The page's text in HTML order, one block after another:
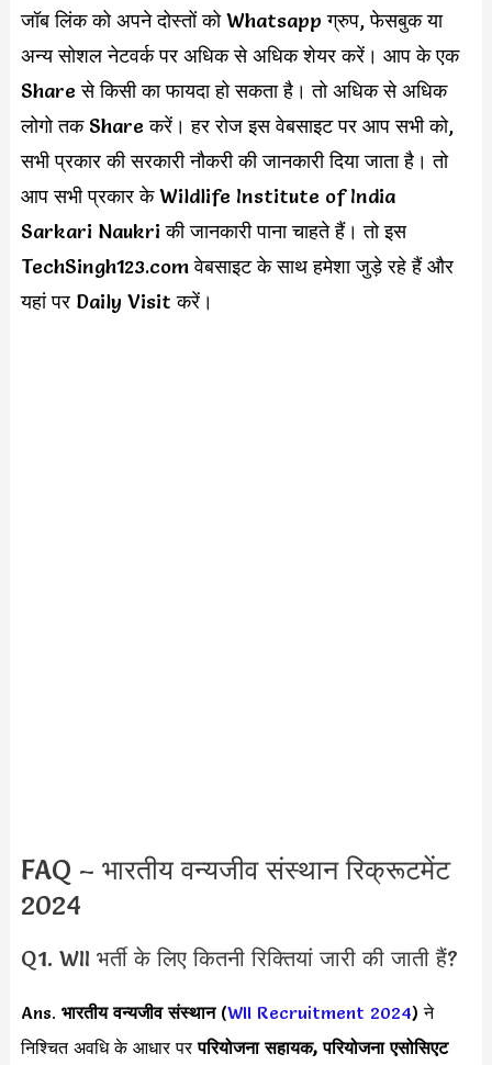
जॉब लिंक को अपने दोस्तों को Whatsapp ग्रुप, फेसबुक या
अन्य सोशल नेटवर्क पर अधिक से अधिक शेयर करें। आप के एक
Share से किसी का फायदा हो सकता है। तो अधिक से अधिक
लोगो तक Share करें। हर रोज इस वेबसाइट पर आप सभी को,
सभी प्रकार की सरकारी नौकरी की जानकारी दिया जाता है। तो
आप सभी प्रकार के Wildlife Institute of India
Sarkari Naukri की जानकारी पाना चाहते हैं। तो इस
TechSingh123.com वेबसाइट के साथ हमेशा जुड़े रहे हैं और
यहां पर Daily Visit करें।
FAQ – भारतीय वन्यजीव संस्थान रिक्रूटमेंट
2024
Q1. WII भर्ती के लिए कितनी रिक्तियां जारी की जाती हैं?
Ans. भारतीय वन्यजीव संस्थान(WII Recruitment 2024) ने
निश्चित अवधि के आधार परपरियोजना सहायक, परियोजना एसोसिएट